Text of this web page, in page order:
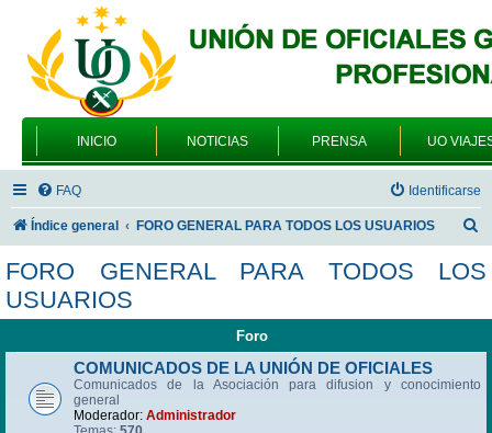
INICIO NOTICIAS PRENSA UO
FAQ Identificarse
Índice general FORO GENERAL PARA TODOS LOS USUARIOS
s
FORO GENERAL PARA TODOS LOS
USUARIOS
Foro
COMUNICADOS DE LA UNIÓN DE OFICIALES
Comunicados de la Asociación para difusion y conocimiento
general
Moderador: Administrador